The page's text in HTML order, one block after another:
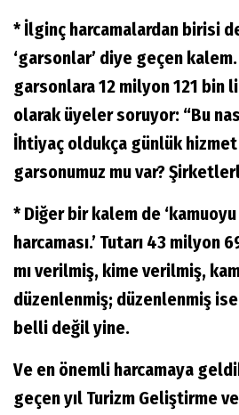
* İlginç harcamalardan birisi
‘garsonlar’ diye geçen
garsonlara 12 milyon 121 bin
olarak üyeler soruyor: “Bu
İhtiyaç oldukça günlük hizmet
garsonumuz mu var?
* Diğer bir kalem de
harcaması.’ Tutarı 43 milyon
mı verilmiş, kime verilmiş,
düzenlenmiş; düzenlenmiş ise
belli değil yine.
Ve en önemli harcamaya
geçen yıl Turizm Geliştirme